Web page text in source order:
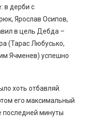
в дерби с
Ярослав Осипов,
в цель Дебда –
(Тарас Любусько,
Ячменев) успешно
хоть отбавляй.
его максимальный
последней минуты